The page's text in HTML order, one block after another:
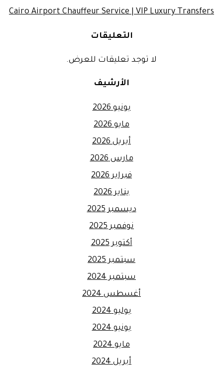
Cairo Airport Chauffeur Service | VIP Luxury Transfers
التعليقات
لا توجد تعليقات للعرض.
الأرشيف
يونيو 2026
مايو 2026
أبريل 2026
مارس 2026
فبراير 2026
يناير 2026
ديسمبر 2025
نوفمبر 2025
أكتوبر 2025
سبتمبر 2025
سبتمبر 2024
أغسطس 2024
يوليو 2024
يونيو 2024
مايو 2024
أبريل 2024